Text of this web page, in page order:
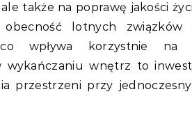
także na poprawę jakości
obecność lotnych
wpływa korzystnie na
wykańczaniu wnętrz to
przestrzeni przy